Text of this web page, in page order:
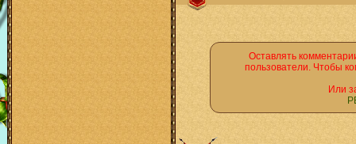
Оставлять
пользователи. Чтобы
Или